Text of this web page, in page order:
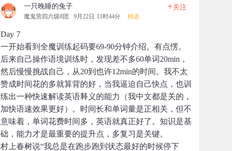
一只晚睡的兔子
魔鬼营四六级8团 9月22日 11时44分 精选
+关注
Day 7
一开始看到全魔训练起码要69-90分钟介绍。有点愣。
后来自己操作语境训练时，发现差不多60单词20min，
然后慢慢挑战自己，从20到也许12min的时间。我不太
赞成时间花的多就算背的好，当我逼迫自己快点，也训
练出一种快速解读英语释义的能力（我中文都是关的，
加快语速效果更好）。时间长和单词量是正相关，但不
意味着，单词花费时间多，英语就真正好了。知识是基
础，能力才是最重要的提升点，多复习是关键。
村上春树说“我总是在跑步跑到状态最好的时候停下